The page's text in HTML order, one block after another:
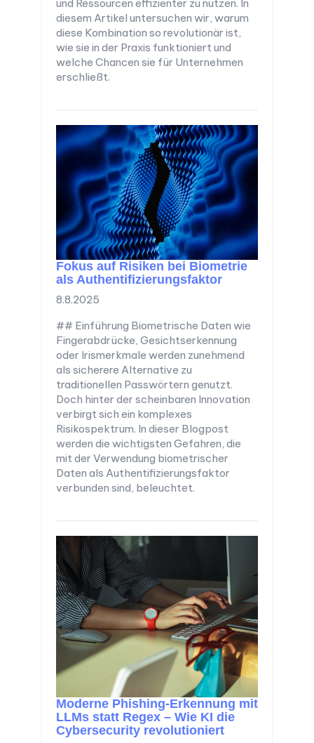
und Ressourcen effizienter zu nutzen. In
diesem Artikel untersuchen wir, warum
diese Kombination so revolutionär ist,
wie sie in der Praxis funktioniert und
welche Chancen sie für Unternehmen
erschließt.
Fokus auf Risiken bei Biometrie
als Authentifizierungsfaktor
8.8.2025
## Einführung Biometrische Daten wie
Fingerabdrücke, Gesichtserkennung
oder Irismerkmale werden zunehmend
als sicherere Alternative zu
traditionellen Passwörtern genutzt.
Doch hinter der scheinbaren Innovation
verbirgt sich ein komplexes
Risikospektrum. In dieser Blogpost
werden die wichtigsten Gefahren, die
mit der Verwendung biometrischer
Daten als Authentifizierungsfaktor
verbunden sind, beleuchtet.
Moderne Phishing-Erkennung mit
LLMs statt Regex – Wie KI die
Cybersecurity revolutioniert